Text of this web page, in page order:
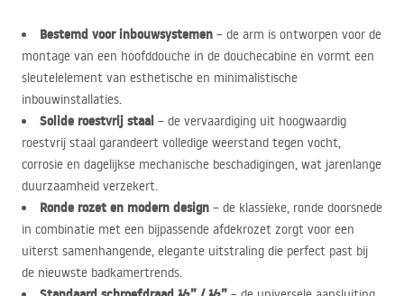
Bestemd voor inbouwsystemen – de arm is ontworpen voor de
montage van een hoofddouche in de douchecabine en vormt een
sleutelelement van esthetische en minimalistische
inbouwinstallaties.
Solide roestvrij staal – de vervaardiging uit hoogwaardig
roestvrij staal garandeert volledige weerstand tegen vocht,
corrosie en dagelijkse mechanische beschadigingen, wat jarenlange
duurzaamheid verzekert.
Ronde rozet en modern design – de klassieke, ronde doorsnede
in combinatie met een bijpassende afdekrozet zorgt voor een
uiterst samenhangende, elegante uitstraling die perfect past bij
de nieuwste badkamertrends.